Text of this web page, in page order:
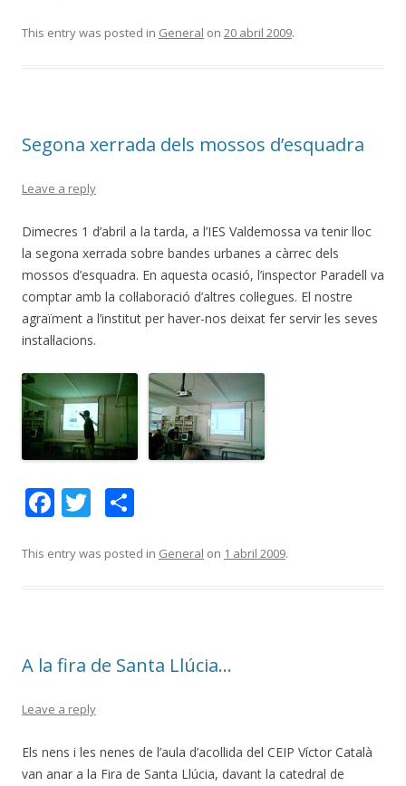
e
k
itt m
ix
This entry was posted in General on 20 abril 2009.
Segona xerrada dels mossos d’esquadra
Leave a reply
Dimecres 1 d’abril a la tarda, a l’IES Valdemossa va tenir lloc
la segona xerrada sobre bandes urbanes a càrrec dels
mossos d’esquadra. En aquesta ocasió, l’inspector Paradell va
comptar amb la col·laboració d’altres col·legues. El nostre
agraïment a l’institut per haver-nos deixat fer servir les seves
instal·lacions.
F
e
o
k
T
itt m
ix
This entry was posted in General on 1 abril 2009.
A la fira de Santa Llúcia…
Leave a reply
Els nens i les nenes de l’aula d’acollida del CEIP Víctor Català
van anar a la Fira de Santa Llúcia, davant la catedral de